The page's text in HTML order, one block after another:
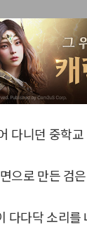
다니던 중학
으로 만든 검
다다닥 소리를